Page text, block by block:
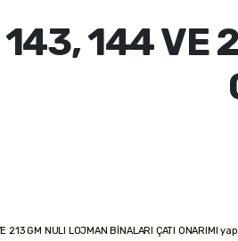
144 VE
213 GM NULI LOJMAN BİNALARI ÇATI